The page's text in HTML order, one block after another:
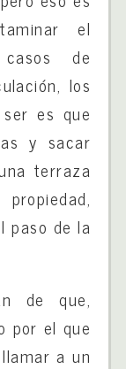
el
de
los
es que
y sacar
terraza
paso de la
de que,
por el que
a un